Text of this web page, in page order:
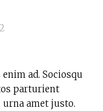
ad. Sociosqu
parturient
amet justo.